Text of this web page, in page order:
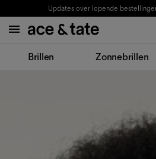
Updates over lopende
Brillen Zonnebrillen